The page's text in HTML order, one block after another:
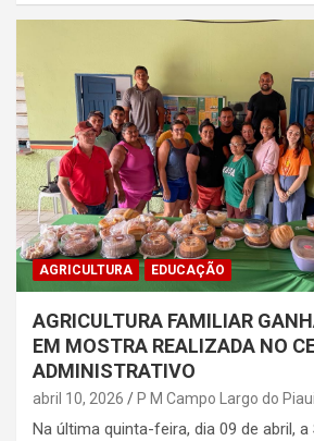
AGRICULTURA EDUCAÇÃO
AGRICULTURA FAMILIAR
EM MOSTRA REALIZADA NO
ADMINISTRATIVO
abril 10, 2026 P M Campo Largo do Piaui
Na última quinta-feira, dia 09 de abril,